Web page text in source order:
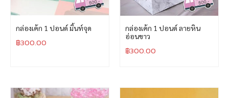
กล่องเค้ก 1 ปอนด์ มิ้นท์จุด
฿300.00
กล่องเค้ก 1 ปอนด์ ลายหิน
อ่อนขาว
฿300.00